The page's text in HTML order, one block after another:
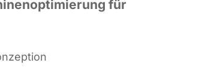
für